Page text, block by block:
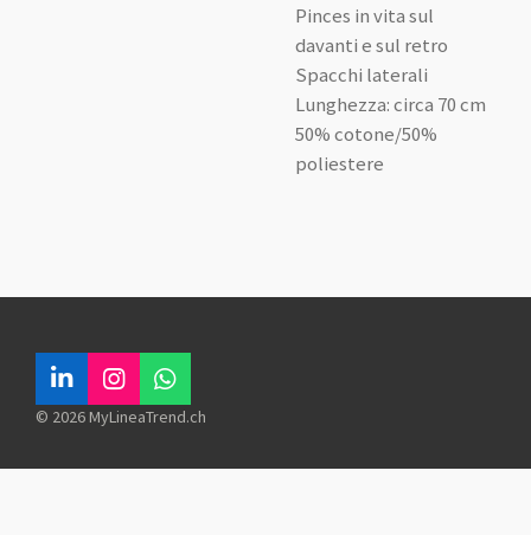
Pinces in vita sul
davanti e sul retro
Spacchi laterali
Lunghezza: circa 70 cm
50% cotone/50%
poliestere
L
i
I
n
W
h
© 2026 MyLineaTrend.ch